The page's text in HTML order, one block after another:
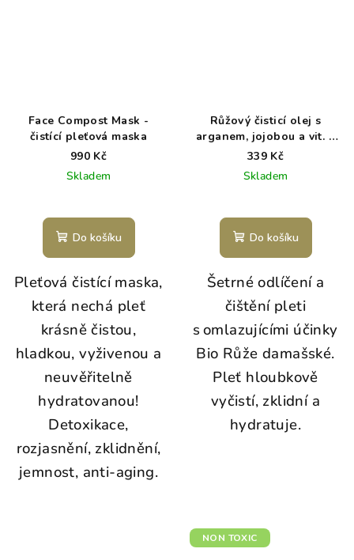
Face Compost Mask -
čistící pleťová maska
990 Kč
Skladem
Do košíku
Pleťová čistící maska,
která nechá pleť
krásně čistou,
hladkou, vyživenou a
neuvěřitelně
hydratovanou!
Detoxikace,
rozjasnění, zklidnění,
jemnost, anti-aging.
Růžový čisticí olej s
arganem, jojobou a vit. E
Bio 100 ml
339 Kč
Skladem
Do košíku
Šetrné odlíčení a
čištění pleti
s omlazujícími účinky
Bio Růže damašské.
Pleť hloubkově
vyčistí, zklidní a
hydratuje.
NON TOXIC